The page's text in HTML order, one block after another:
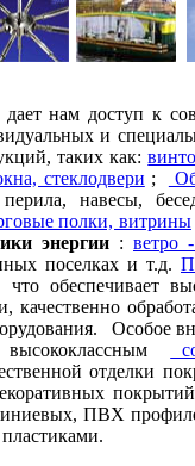
дает нам доступ к
и
таких как:
стеклодвери ;
навесы,
полки, витрины
энергии : ветро
поселках и т.д.
что обеспечивает
качественно
Особое
высококлассным
отделки
ПВХ